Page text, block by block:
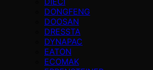
DONGFENG
DOOSAN
DRESSTA
DYNAPAC
EATON
ECOMAK